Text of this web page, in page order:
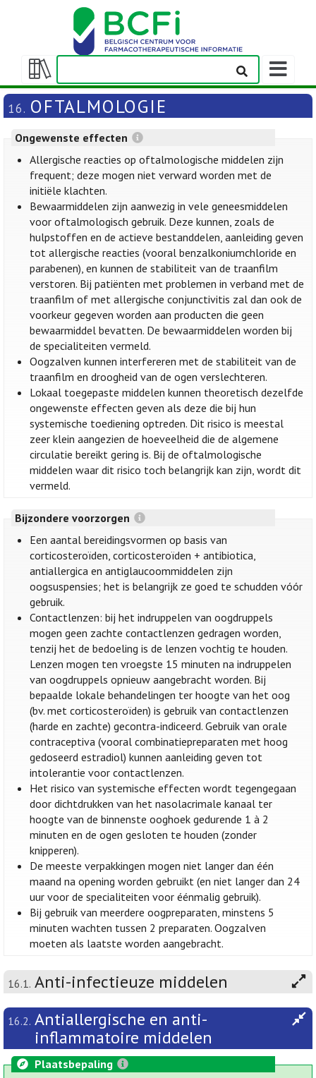
Weergeven/verbergen
inhoudstafel
16. OFTALMOLOGIE
Ongewenste effecten
Allergische reacties op oftalmologische middelen zijn
frequent; deze mogen niet verward worden met de
initiële klachten.
Bewaarmiddelen zijn aanwezig in vele geneesmiddelen
voor oftalmologisch gebruik. Deze kunnen, zoals de
hulpstoffen en de actieve bestanddelen, aanleiding geven
tot allergische reacties (vooral benzalkoniumchloride en
parabenen), en kunnen de stabiliteit van de traanfilm
verstoren. Bij patiënten met problemen in verband met de
traanfilm of met allergische conjunctivitis zal dan ook de
voorkeur gegeven worden aan producten die geen
bewaarmiddel bevatten. De bewaarmiddelen worden bij
de specialiteiten vermeld.
Oogzalven kunnen interfereren met de stabiliteit van de
traanfilm en droogheid van de ogen verslechteren.
Lokaal toegepaste middelen kunnen theoretisch dezelfde
ongewenste effecten geven als deze die bij hun
systemische toediening optreden. Dit risico is meestal
zeer klein aangezien de hoeveelheid die de algemene
circulatie bereikt gering is. Bij de oftalmologische
middelen waar dit risico toch belangrijk kan zijn, wordt dit
vermeld.
Bijzondere voorzorgen
Een aantal bereidingsvormen op basis van
corticosteroïden, corticosteroïden + antibiotica,
antiallergica en antiglaucoommiddelen zijn
oogsuspensies; het is belangrijk ze goed te schudden vóór
gebruik.
Contactlenzen: bij het indruppelen van oogdruppels
mogen geen zachte contactlenzen gedragen worden,
tenzij het de bedoeling is de lenzen vochtig te houden.
Lenzen mogen ten vroegste 15 minuten na indruppelen
van oogdruppels opnieuw aangebracht worden. Bij
bepaalde lokale behandelingen ter hoogte van het oog
(bv. met corticosteroïden) is gebruik van contactlenzen
(harde en zachte) gecontra-indiceerd. Gebruik van orale
contraceptiva (vooral combinatiepreparaten met hoog
gedoseerd estradiol) kunnen aanleiding geven tot
intolerantie voor contactlenzen.
Het risico van systemische effecten wordt tegengegaan
door dichtdrukken van het nasolacrimale kanaal ter
hoogte van de binnenste ooghoek gedurende 1 à 2
minuten en de ogen gesloten te houden (zonder
knipperen).
De meeste verpakkingen mogen niet langer dan één
maand na opening worden gebruikt (en niet langer dan 24
uur voor de specialiteiten voor éénmalig gebruik).
Bij gebruik van meerdere oogpreparaten, minstens 5
minuten wachten tussen 2 preparaten. Oogzalven
moeten als laatste worden aangebracht.
16.1. Anti-infectieuze middelen
16.2. Antiallergische en anti-
inflammatoire middelen
Plaatsbepaling